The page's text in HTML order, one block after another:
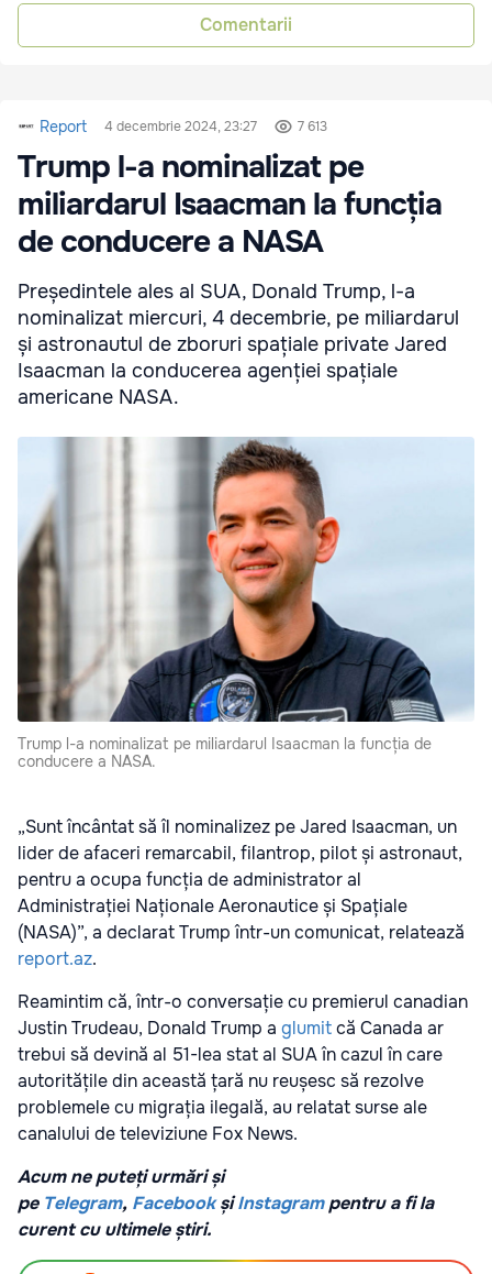
Comentarii
Report 4 decembrie 2024, 23:27 7 613
Trump l-a nominalizat pe
miliardarul Isaacman la funcția
de conducere a NASA
Președintele ales al SUA, Donald Trump, l-a
nominalizat miercuri, 4 decembrie, pe miliardarul
și astronautul de zboruri spațiale private Jared
Isaacman la conducerea agenției spațiale
americane NASA.
Trump l-a nominalizat pe miliardarul Isaacman la funcția de
conducere a NASA.
„Sunt încântat să îl nominalizez pe Jared Isaacman, un
lider de afaceri remarcabil, filantrop, pilot și astronaut,
pentru a ocupa funcția de administrator al
Administrației Naționale Aeronautice și Spațiale
(NASA)”, a declarat Trump într-un comunicat, relatează
report.az.
Reamintim că, într-o conversație cu premierul canadian
Justin Trudeau, Donald Trump a glumitcă Canada ar
trebui să devină al 51-lea stat al SUA în cazul în care
autoritățile din această țară nu reușesc să rezolve
problemele cu migrația ilegală, au relatat surse ale
canalului de televiziune Fox News.
Acum ne puteți urmări și
pe Telegram, FacebookșiInstagrampentru a fi la
curent cu ultimele știri.